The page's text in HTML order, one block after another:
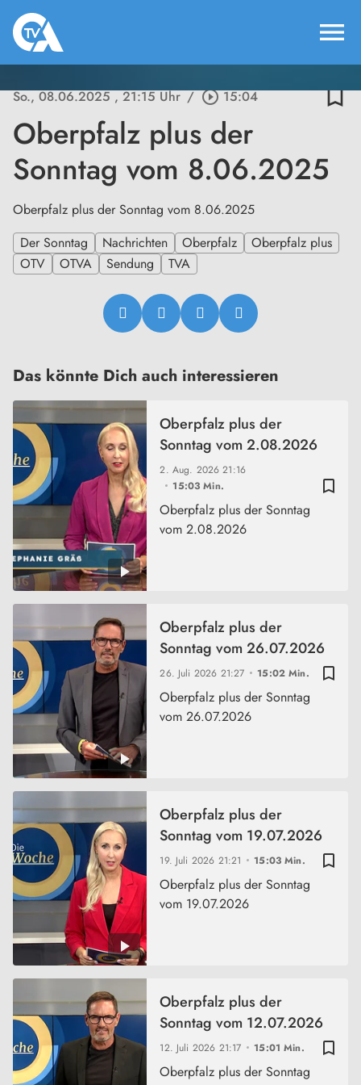
menu
So., 08.06.2025, 21:15 Uhr / play_circle_outline15:04 bookmark_border
Oberpfalz plus der
Sonntag vom 8.06.2025
Oberpfalz plus der Sonntag vom 8.06.2025
Der Sonntag
Nachrichten Oberpfalz
Oberpfalz plus
OTV
OTVA Sendung TVA
Das könnte Dich auch interessieren
bookmark_border
2. Aug. 202621:16
15:03 Min.
Oberpfalz plus der
Sonntag vom 2.08.2026
Oberpfalz plus der Sonntag
vom 2.08.2026
bookmark_border
26. Juli 2026 21:27 15:02 Min.
Oberpfalz plus der
Sonntag vom 26.07.2026
Oberpfalz plus der Sonntag
vom 26.07.2026
bookmark_border
19. Juli 2026 21:21 15:03 Min.
Oberpfalz plus der
Sonntag vom 19.07.2026
Oberpfalz plus der Sonntag
vom 19.07.2026
bookmark_border
12. Juli 2026 21:17 15:01 Min.
Oberpfalz plus der
Sonntag vom 12.07.2026
Oberpfalz plus der Sonntag